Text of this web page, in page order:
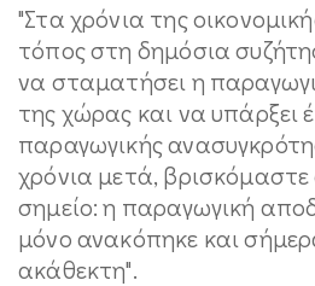
"Στα χρόνια της
τόπος στη δημόσια
να σταματήσει η
της χώρας και να υπάρξει
παραγωγικής
χρόνια μετά, βρισκόμαστε
σημείο: η παραγωγική
μόνο ανακόπηκε και
ακάθεκτη".